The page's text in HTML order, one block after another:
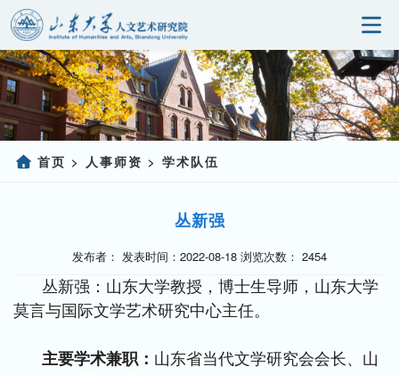
首页 > 人事师资 > 学术队伍
丛新强
发布者： 发表时间：2022-08-18 浏览次数： 2454
丛新强：山东大学教授，博士生导师，山东大学
莫言与国际文学艺术研究中心主任。
主要学术兼职： 山东省当代文学研究会会长、山
首页
研究院概况
社会服务
信息公开